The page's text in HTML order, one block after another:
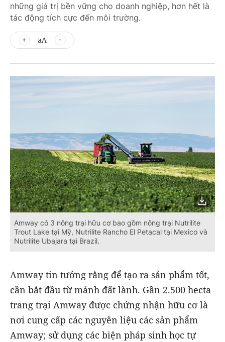
những giá trị bền vững cho doanh nghiệp, hơn hết là
tác động tích cực đến môi trường.
aA
Amway có 3 nông trại hữu cơ bao gồm nông trại Nutrilite
Trout Lake tại Mỹ, Nutrilite Rancho El Petacal tại Mexico và
Nutrilite Ubajara tại Brazil.
Amway tin tưởng rằng để tạo ra sản phẩm tốt,
cần bắt đầu từ mảnh đất lành. Gần 2.500 hecta
trang trại Amway được chứng nhận hữu cơ là
nơi cung cấp các nguyên liệu các sản phẩm
Amway; sử dụng các biện pháp sinh học tự